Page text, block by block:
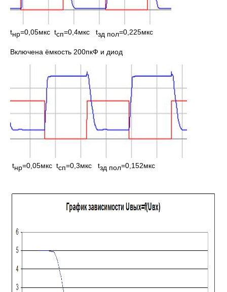
tнр=0,05мкс tсп=0,4мкс tзд пол=0,225мкс
Включена ёмкость 200пкФ и диод
tнр=0,05мкс tсп=0,3мкс tзд пол=0,152мкс